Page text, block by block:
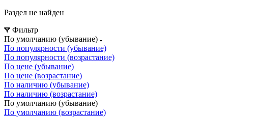
Раздел не найден
Фильтр
По умолчанию (убывание)
По популярности (убывание)
По популярности (возрастание)
По цене (убывание)
По цене (возрастание)
По наличию (убывание)
По наличию (возрастание)
По умолчанию (убывание)
По умолчанию (возрастание)